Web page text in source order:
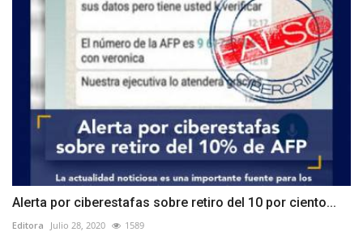
Alerta por ciberestafas sobre retiro del 10 por ciento...
Editora Julio 28, 2020 1589